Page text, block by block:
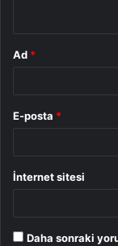
Ad *
E-posta *
İnternet sitesi
Daha sonraki